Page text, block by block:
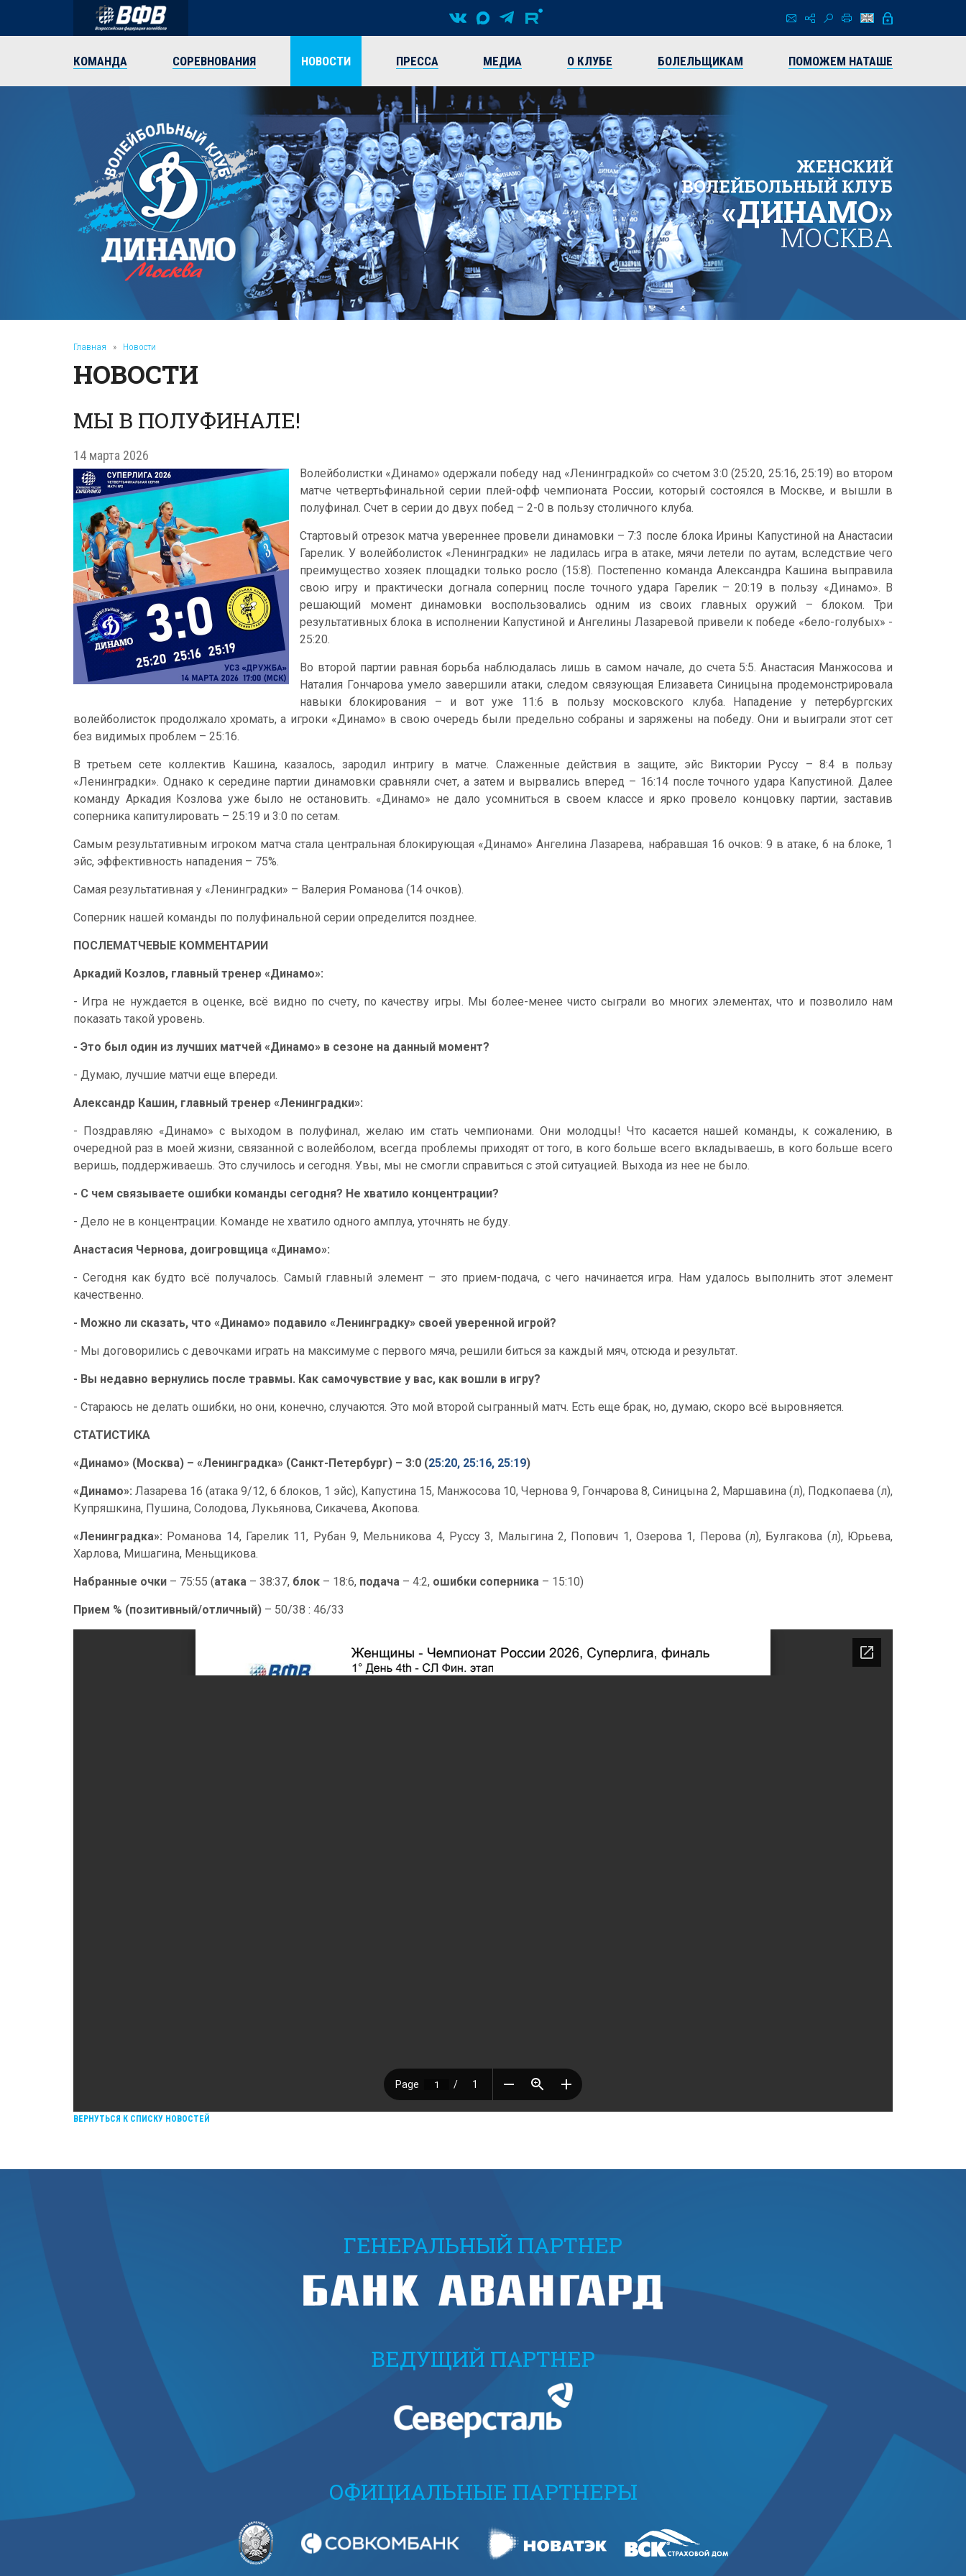
КОМАНДА СОРЕВНОВАНИЯ НОВОСТИ ПРЕССА МЕДИА О КЛУБЕ БОЛЕЛЬЩИКАМ ПОМОЖЕМ НАТАШЕ
ЖЕНСКИЙ
ВОЛЕЙБОЛЬНЫЙ КЛУБ
«ДИНАМО»
МОСКВА
Главная » Новости
НОВОСТИ
МЫ В ПОЛУФИНАЛЕ!
14 марта 2026
Волейболистки «Динамо» одержали победу над «Ленинградкой» со счетом 3:0 (25:20, 25:16, 25:19) во втором
матче четвертьфинальной серии плей-офф чемпионата России, который состоялся в Москве, и вышли в
полуфинал. Счет в серии до двух побед – 2-0 в пользу столичного клуба.
Стартовый отрезок матча увереннее провели динамовки – 7:3 после блока Ирины Капустиной на Анастасии
Гарелик. У волейболисток «Ленинградки» не ладилась игра в атаке, мячи летели по аутам, вследствие чего
преимущество хозяек площадки только росло (15:8). Постепенно команда Александра Кашина выправила
свою игру и практически догнала соперниц после точного удара Гарелик – 20:19 в пользу «Динамо». В
решающий момент динамовки воспользовались одним из своих главных оружий – блоком. Три
результативных блока в исполнении Капустиной и Ангелины Лазаревой привели к победе «бело-голубых» -
25:20.
Во второй партии равная борьба наблюдалась лишь в самом начале, до счета 5:5. Анастасия Манжосова и
Наталия Гончарова умело завершили атаки, следом связующая Елизавета Синицына продемонстрировала
навыки блокирования – и вот уже 11:6 в пользу московского клуба. Нападение у петербургских
волейболисток продолжало хромать, а игроки «Динамо» в свою очередь были предельно собраны и заряжены на победу. Они и выиграли этот сет
без видимых проблем – 25:16.
В третьем сете коллектив Кашина, казалось, зародил интригу в матче. Слаженные действия в защите, эйс Виктории Руссу – 8:4 в пользу
«Ленинградки». Однако к середине партии динамовки сравняли счет, а затем и вырвались вперед – 16:14 после точного удара Капустиной. Далее
команду Аркадия Козлова уже было не остановить. «Динамо» не дало усомниться в своем классе и ярко провело концовку партии, заставив
соперника капитулировать – 25:19 и 3:0 по сетам.
Самым результативным игроком матча стала центральная блокирующая «Динамо» Ангелина Лазарева, набравшая 16 очков: 9 в атаке, 6 на блоке, 1
эйс, эффективность нападения – 75%.
Самая результативная у «Ленинградки» – Валерия Романова (14 очков).
Соперник нашей команды по полуфинальной серии определится позднее.
ПОСЛЕМАТЧЕВЫЕ КОММЕНТАРИИ
Аркадий Козлов, главный тренер «Динамо»:
- Игра не нуждается в оценке, всё видно по счету, по качеству игры. Мы более-менее чисто сыграли во многих элементах, что и позволило нам
показать такой уровень.
- Это был один из лучших матчей «Динамо» в сезоне на данный момент?
- Думаю, лучшие матчи еще впереди.
Александр Кашин, главный тренер «Ленинградки»:
- Поздравляю «Динамо» с выходом в полуфинал, желаю им стать чемпионами. Они молодцы! Что касается нашей команды, к сожалению, в
очередной раз в моей жизни, связанной с волейболом, всегда проблемы приходят от того, в кого больше всего вкладываешь, в кого больше всего
веришь, поддерживаешь. Это случилось и сегодня. Увы, мы не смогли справиться с этой ситуацией. Выхода из нее не было.
- С чем связываете ошибки команды сегодня? Не хватило концентрации?
- Дело не в концентрации. Команде не хватило одного амплуа, уточнять не буду.
Анастасия Чернова, доигровщица «Динамо»:
- Сегодня как будто всё получалось. Самый главный элемент – это прием-подача, с чего начинается игра. Нам удалось выполнить этот элемент
качественно.
- Можно ли сказать, что «Динамо» подавило «Ленинградку» своей уверенной игрой?
- Мы договорились с девочками играть на максимуме с первого мяча, решили биться за каждый мяч, отсюда и результат.
- Вы недавно вернулись после травмы. Как самочувствие у вас, как вошли в игру?
- Стараюсь не делать ошибки, но они, конечно, случаются. Это мой второй сыгранный матч. Есть еще брак, но, думаю, скоро всё выровняется.
СТАТИСТИКА
«Динамо» (Москва) – «Ленинградка» (Санкт-Петербург) – 3:0 (25:20, 25:16, 25:19)
«Динамо»: Лазарева 16 (атака 9/12, 6 блоков, 1 эйс), Капустина 15, Манжосова 10, Чернова 9, Гончарова 8, Синицына 2, Маршавина (л), Подкопаева (л),
Купряшкина, Пушина, Солодова, Лукьянова, Сикачева, Акопова.
«Ленинградка»: Романова 14, Гарелик 11, Рубан 9, Мельникова 4, Руссу 3, Малыгина 2, Попович 1, Озерова 1, Перова (л), Булгакова (л), Юрьева,
Харлова, Мишагина, Меньщикова.
Набранные очки – 75:55 (атака – 38:37, блок – 18:6, подача – 4:2, ошибки соперника – 15:10)
Прием % (позитивный/отличный) – 50/38 : 46/33
ВЕРНУТЬСЯ К СПИСКУ НОВОСТЕЙ
ГЕНЕРАЛЬНЫЙ ПАРТНЕР
ВЕДУЩИЙ ПАРТНЕР
ОФИЦИАЛЬНЫЕ ПАРТНЕРЫ